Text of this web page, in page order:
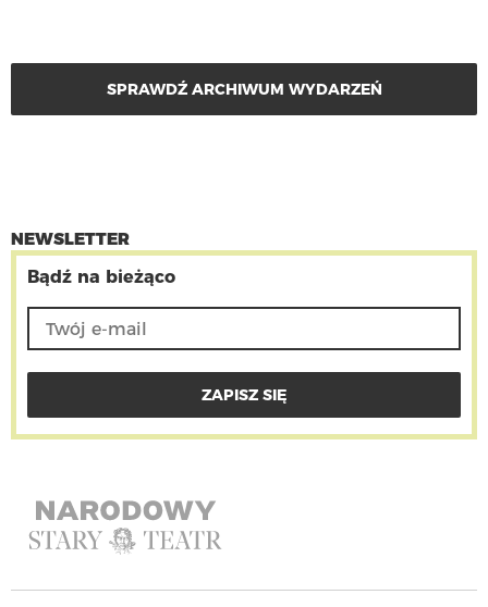
SPRAWDŹ ARCHIWUM WYDARZEŃ
NEWSLETTER
Bądź na bieżąco